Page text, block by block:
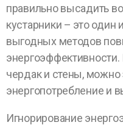
правильно высадить
кустарники – это
выгодных методов
чердак и стены, можно
энергопотребление и
Игнорирование